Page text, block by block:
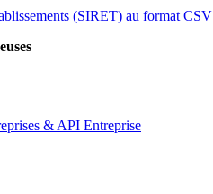
(SIRET) au format CSV
& API Entreprise